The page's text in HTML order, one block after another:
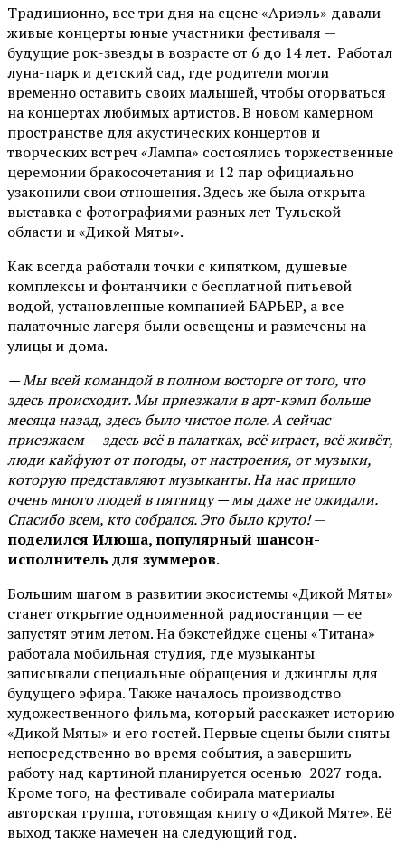
Традиционно, все три дня на сцене«Ариэль» давали
живые концерты юные участники фестиваля —
будущие рок-звезды в возрасте от 6 до 14 лет. Работал
луна-парк и детский сад, где родители могли
временно оставить своих малышей, чтобы оторваться
на концертах любимых артистов. В новом камерном
пространстве для акустических концертов и
творческих встреч «Лампа» состоялись торжественные
церемонии бракосочетания и 12 пар официально
узаконили свои отношения. Здесь же была открыта
выставка с фотографиями разных лет Тульской
области и «Дикой Мяты».
Как всегда работали точки с кипятком, душевые
комплексы и фонтанчики с бесплатной питьевой
водой, установленные компанией БАРЬЕР, а все
палаточные лагеря были освещены и размечены на
улицы и дома.
— Мы всей командой в полном восторге от того, что
здесь происходит. Мы приезжали в арт-кэмп больше
месяца назад, здесь было чистое поле. А сейчас
приезжаем — здесь всё в палатках, всё играет, всё живёт,
люди кайфуют от погоды, от настроения, от музыки,
которую представляют музыканты. На нас пришло
очень много людей в пятницу — мы даже не ожидали.
Спасибо всем, кто собрался. Это было круто!—
поделился Илюша, популярный шансон-
исполнитель для зуммеров.
Большим шагом в развитии экосистемы «Дикой Мяты»
станет открытие одноименной радиостанции — ее
запустят этим летом. На бэкстейдже сцены «Титана»
работала мобильная студия, где музыканты
записывали специальные обращения и джинглы для
будущего эфира. Также началось производство
художественного фильма, который расскажет историю
«Дикой Мяты» и его гостей. Первые сцены были сняты
непосредственно во время события, а завершить
работу над картиной планируется осенью 2027 года.
Кроме того, на фестивале собирала материалы
авторская группа, готовящая книгу о «Дикой Мяте». Её
выход также намечен на следующий год.